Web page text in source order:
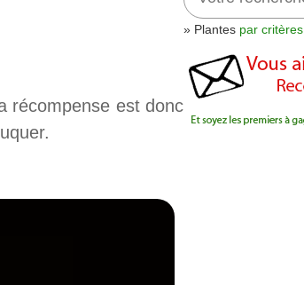
récompense est donc
» Plantes par critères